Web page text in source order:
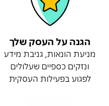
הגנה על העסק שלך
מניעת הונאות, גניבת מידע
ונזקים כספיים שעלולים
לפגוע בפעילות העסקית